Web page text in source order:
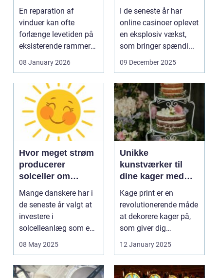
En reparation af
vinduer kan ofte
forlænge levetiden på
eksisterende rammer
og glas med ...
08 January 2026
I de seneste år har
online casinoer oplevet
en eksplosiv vækst,
som bringer spændi...
09 December 2025
Hvor meget strøm
producerer
solceller om
vinteren?
Mange danskere har i
de seneste år valgt at
investere i
solcelleanlæg som en
bæred...
08 May 2025
Unikke
kunstværker til
dine kager med
kage print
Kage print er en
revolutionerende måde
at dekorere kager på,
som giver dig
mulighed for ...
12 January 2025